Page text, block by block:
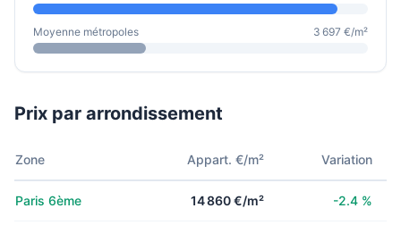
Moyenne métropoles 3 697 €/m²
Prix par arrondissement
Zone Appart. €/m² Variation
Paris 6ème 14 860 €/m² -2.4 %